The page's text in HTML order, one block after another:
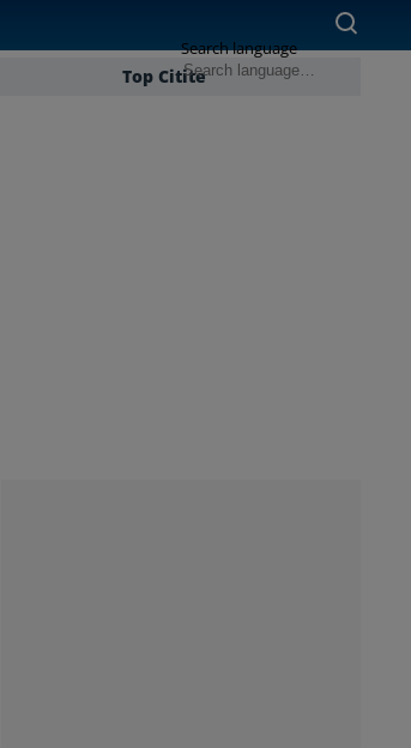
Top Citite
Search language